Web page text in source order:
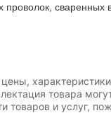
сваренных
товара
товаров и услуг,